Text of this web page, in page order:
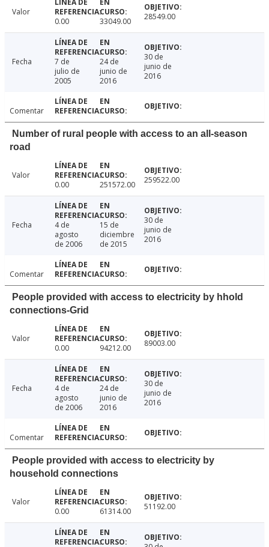
Valor
0.00
33049.00 28549.00
Fecha
7 de
julio de
2005
24 de
junio de
2016
30 de
junio de
2016
Comentar
Number of rural people with access to an all-season
road
Valor
0.00
251572.00 259522.00
Fecha
4 de
agosto
de 2006
15 de
diciembre
de 2015
30 de
junio de
2016
Comentar
People provided with access to electricity by hhold
connections-Grid
Valor
0.00
94212.00 89003.00
Fecha
4 de
agosto
de 2006
24 de
junio de
2016
30 de
junio de
2016
Comentar
People provided with access to electricity by
household connections
Valor
0.00
61314.00 51192.00